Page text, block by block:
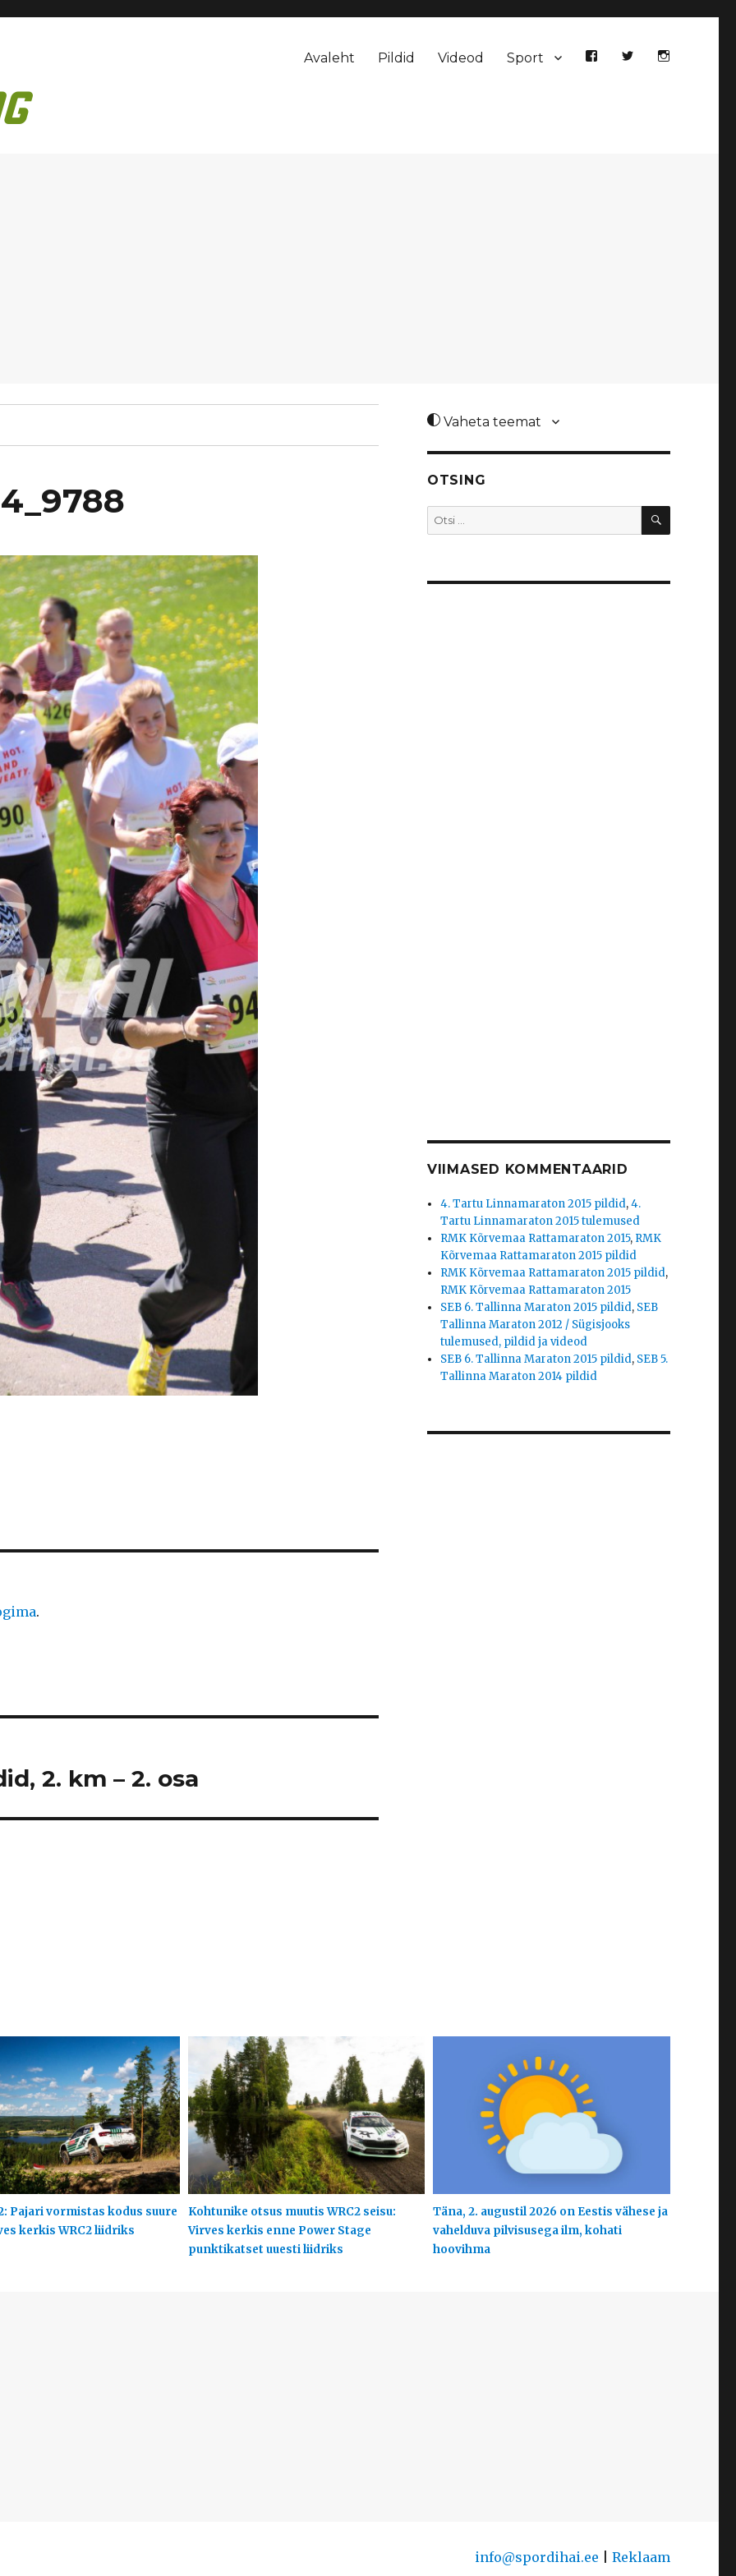
Avaleht Pildid Videod Sport
.
2. km – 2. osa
Vaheta teemat
OTSING
Otsi: OTSI
VIIMASED KOMMENTAARID
4. Tartu Linnamaraton 2015 pildid,4.
Tartu Linnamaraton 2015 tulemused
RMK Kõrvemaa Rattamaraton 2015, RMK
Kõrvemaa Rattamaraton 2015 pildid
RMK Kõrvemaa Rattamaraton 2015 pildid,
RMK Kõrvemaa Rattamaraton 2015
SEB 6. Tallinna Maraton 2015 pildid, SEB
Tallinna Maraton 2012 / Sügisjooks
tulemused, pildid ja videod
SEB 6. Tallinna Maraton 2015 pildid, SEB 5.
Tallinna Maraton 2014 pildid
Pajari vormistas kodus suure
kerkis WRC2 liidriks
Kohtunike otsus muutis WRC2 seisu:
Virves kerkis enne Power Stage
punktikatset uuesti liidriks
Täna, 2. augustil 2026 on Eestis vähese ja
vahelduva pilvisusega ilm, kohati
hoovihma
info@spordihai.ee Reklaam